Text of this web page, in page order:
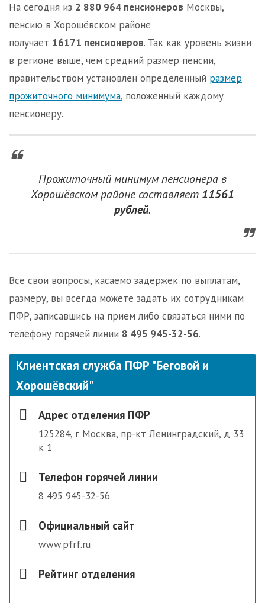
На сегодня из 2 880 964 пенсионеров Москвы,
пенсию в Хорошёвском районе
получает 16171 пенсионеров. Так как уровень жизни
в регионе выше, чем средний размер пенсии,
правительством установлен определенный размер
прожиточного минимума, положенный каждому
пенсионеру.
Прожиточный минимум пенсионера в
Хорошёвском районе составляет 11561
рублей.
Все свои вопросы, касаемо задержек по выплатам,
размеру, вы всегда можете задать их сотрудникам
ПФР, записавшись на прием либо связаться ними по
телефону горячей линии 8 495 945-32-56.
Клиентская служба ПФР "Беговой и
Хорошёвский"
Адрес отделения ПФР
125284, г Москва, пр-кт Ленинградский, д 33
к 1
Телефон горячей линии
8 495 945-32-56
Официальный сайт
www.pfrf.ru
Рейтинг отделения